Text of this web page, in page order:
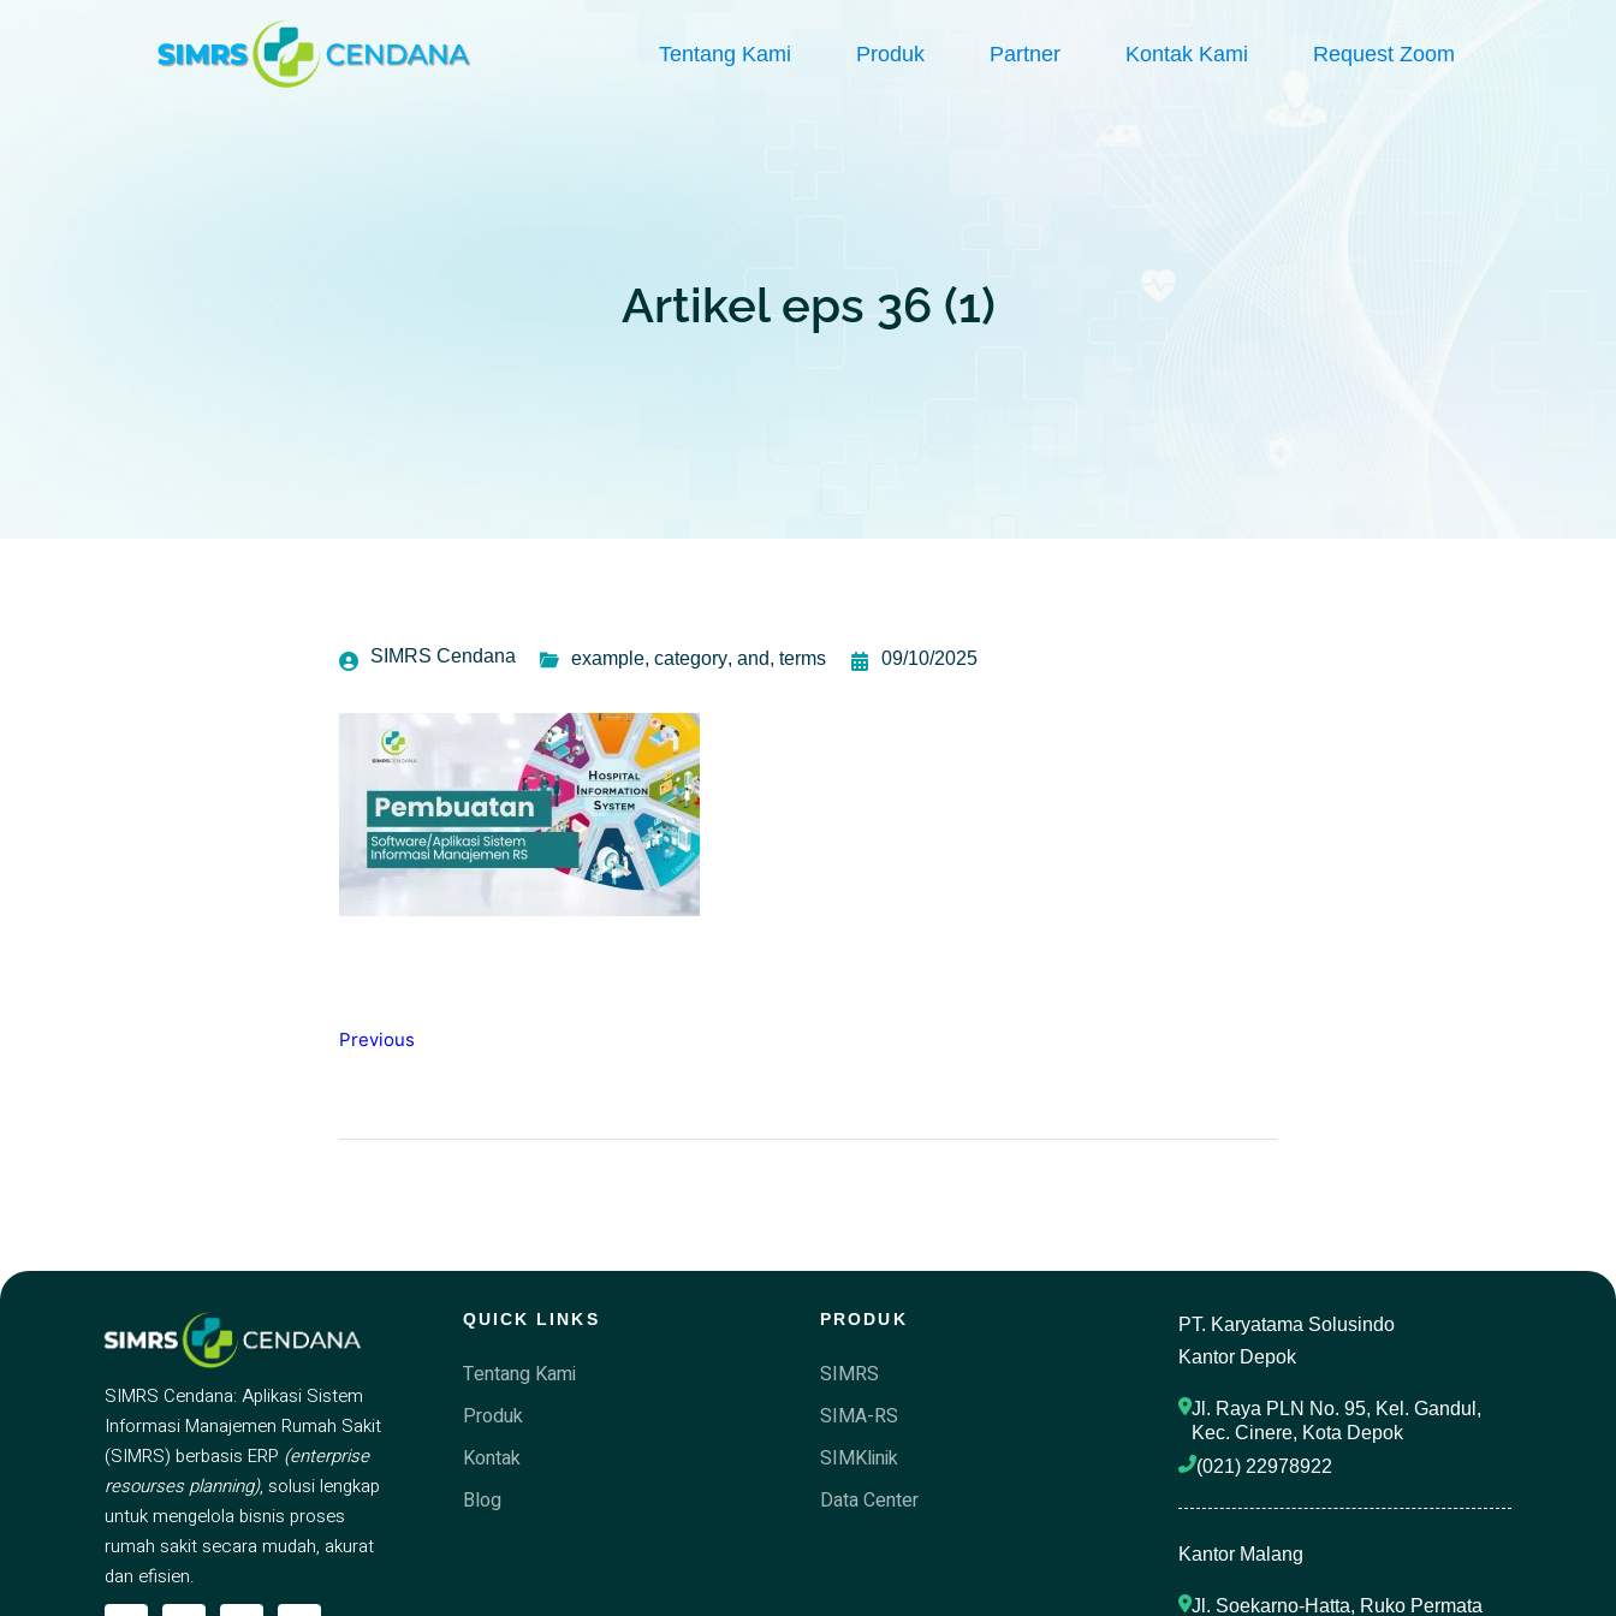
Tentang Kami Produk Partner Kontak Kami Request Zoom
Artikel eps 36 (1)
SIMRS Cendana example, category, and, terms 09/10/2025
Previous
SIMRS Cendana: Aplikasi Sistem
Informasi Manajemen Rumah Sakit
(SIMRS) berbasis ERP (enterprise
resourses planning), solusi lengkap
untuk mengelola bisnis proses
rumah sakit secara mudah, akurat
dan efisien.
QUICK LINKS
Tentang Kami
Produk
Kontak
Blog
PRODUK
SIMRS
SIMA-RS
SIMKlinik
Data Center
PT. Karyatama Solusindo
Kantor Depok
Jl. Raya PLN No. 95, Kel. Gandul,
Kec. Cinere, Kota Depok
(021) 22978922
Kantor Malang
Jl. Soekarno-Hatta, Ruko Permata